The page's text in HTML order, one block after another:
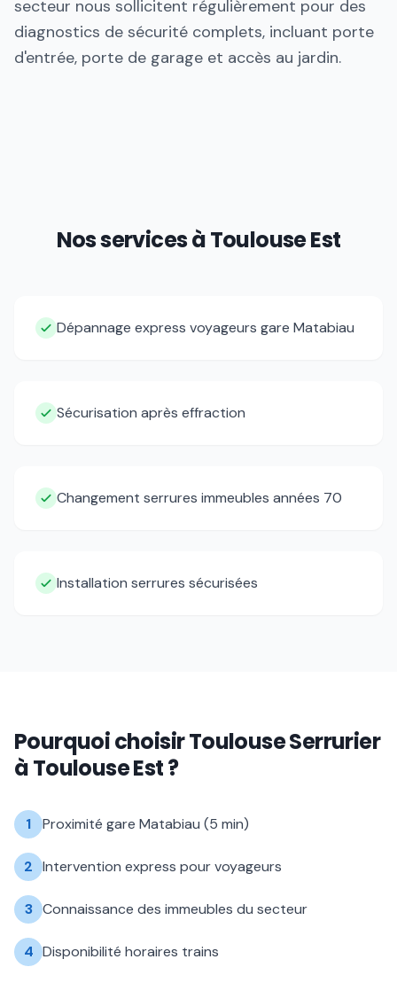
secteur nous sollicitent régulièrement pour des
diagnostics de sécurité complets, incluant porte
d'entrée, porte de garage et accès au jardin.
Nos services àToulouse Est
Dépannage express voyageurs gare Matabiau
Sécurisation après effraction
Changement serrures immeubles années 70
Installation serrures sécurisées
Pourquoi choisirToulouse Serrurier
àToulouse Est?
1 Proximité gare Matabiau (5 min)
2 Intervention express pour voyageurs
3 Connaissance des immeubles du secteur
4 Disponibilité horaires trains